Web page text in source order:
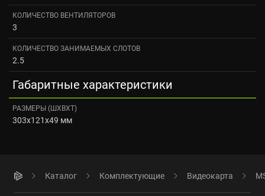
КОЛИЧЕСТВО ВЕНТИЛЯТОРОВ
3
КОЛИЧЕСТВО ЗАНИМАЕМЫХ СЛОТОВ
2.5
Габаритные характеристики
РАЗМЕРЫ (ШXВXТ)
303x121x49 мм
Каталог Комплектующие Видеокарта